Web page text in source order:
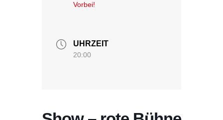
Vorbei!
UHRZEIT
20:00